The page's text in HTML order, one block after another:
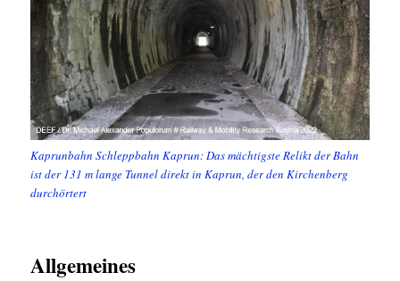
Kaprunbahn Schleppbahn Kaprun: Das mächtigste Relikt der Bahn
ist der 131 m lange Tunnel direkt in Kaprun, der den Kirchenberg
durchörtert
Allgemeines